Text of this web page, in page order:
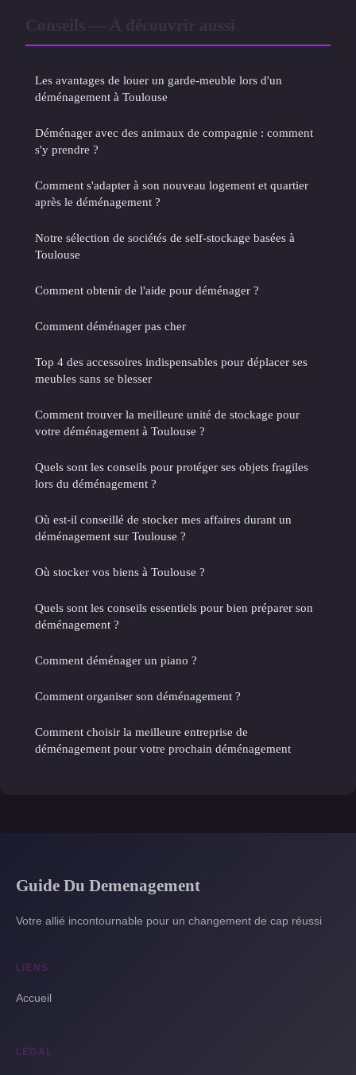
Les avantages de louer un garde-meuble lors d'un
déménagement à Toulouse
Déménager avec des animaux de compagnie : comment
s'y prendre ?
Comment s'adapter à son nouveau logement et quartier
après le déménagement ?
Notre sélection de sociétés de self-stockage basées à
Toulouse
Comment obtenir de l'aide pour déménager ?
Comment déménager pas cher
Top 4 des accessoires indispensables pour déplacer ses
meubles sans se blesser
Comment trouver la meilleure unité de stockage pour
votre déménagement à Toulouse ?
Quels sont les conseils pour protéger ses objets fragiles
lors du déménagement ?
Où est-il conseillé de stocker mes affaires durant un
déménagement sur Toulouse ?
Où stocker vos biens à Toulouse ?
Quels sont les conseils essentiels pour bien préparer son
déménagement ?
Comment déménager un piano ?
Comment organiser son déménagement ?
Comment choisir la meilleure entreprise de
déménagement pour votre prochain déménagement
Guide Du Demenagement
Votre allié incontournable pour un changement de cap réussi
LIENS
Accueil
LÉGAL